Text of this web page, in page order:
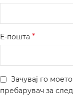
Е-пошта *
Зачувај го
пребарувач за